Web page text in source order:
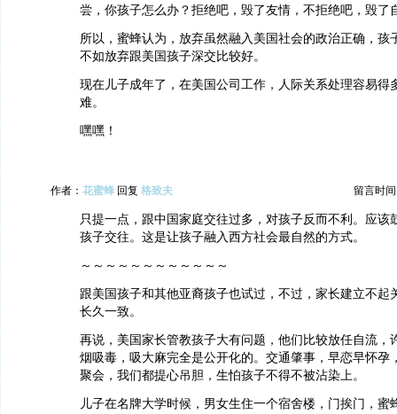
尝，你孩子怎么办？拒绝吧，毁了友情，不拒绝吧，毁了
所以，蜜蜂认为，放弃虽然融入美国社会的政治正确，孩
不如放弃跟美国孩子深交比较好。
现在儿子成年了，在美国公司工作，人际关系处理容易得
难。
嘿嘿！
作者： 花蜜蜂 回复 格致夫 留言时间
只提一点，跟中国家庭交往过多，对孩子反而不利。应该
孩子交往。这是让孩子融入西方社会最自然的方式。
～～～～～～～～～～～～
跟美国孩子和其他亚裔孩子也试过，不过，家长建立不起
长久一致。
再说，美国家长管教孩子大有问题，他们比较放任自流，
烟吸毒，吸大麻完全是公开化的。交通肇事，早恋早怀孕
聚会，我们都提心吊胆，生怕孩子不得不被沾染上。
儿子在名牌大学时候，男女生住一个宿舍楼，门挨门，蜜